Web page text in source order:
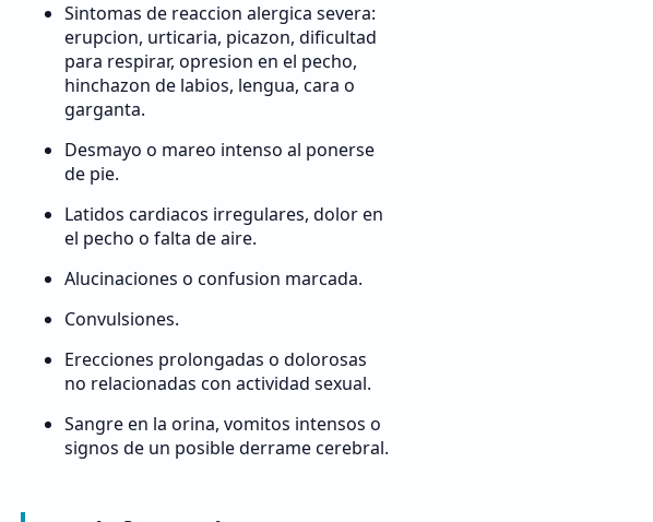
Sintomas de reaccion alergica severa:
erupcion, urticaria, picazon, dificultad
para respirar, opresion en el pecho,
hinchazon de labios, lengua, cara o
garganta.
Desmayo o mareo intenso al ponerse
de pie.
Latidos cardiacos irregulares, dolor en
el pecho o falta de aire.
Alucinaciones o confusion marcada.
Convulsiones.
Erecciones prolongadas o dolorosas
no relacionadas con actividad sexual.
Sangre en la orina, vomitos intensos o
signos de un posible derrame cerebral.